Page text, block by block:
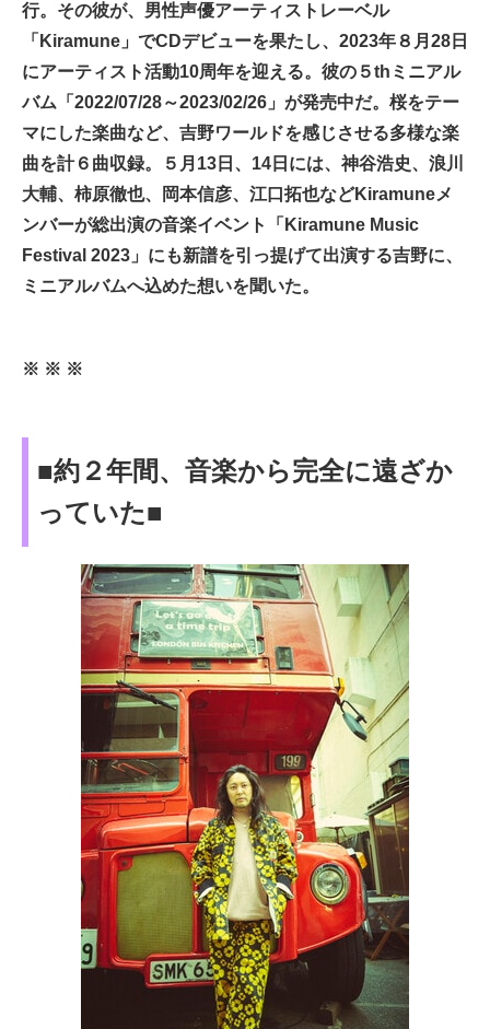
行。その彼が、男性声優アーティストレーベル
「Kiramune」でCDデビューを果たし、2023年８月28日
にアーティスト活動10周年を迎える。彼の５thミニアル
バム「2022/07/28～2023/02/26」が発売中だ。桜をテー
マにした楽曲など、吉野ワールドを感じさせる多様な楽
曲を計６曲収録。５月13日、14日には、神谷浩史、浪川
大輔、柿原徹也、岡本信彦、江口拓也などKiramuneメ
ンバーが総出演の音楽イベント「Kiramune Music
Festival 2023」にも新譜を引っ提げて出演する吉野に、
ミニアルバムへ込めた想いを聞いた。
※ ※ ※
■約２年間、音楽から完全に遠ざか
っていた■